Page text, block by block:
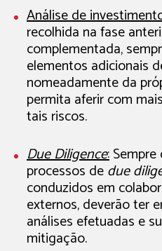
Análise de
recolhida na fase
complementada,
elementos adicionais
nomeadamente da
permita aferir com
tais riscos.
Due Diligence:
processos dedue
conduzidos em
externos, deverão ter
análises efetuadas e
mitigação.